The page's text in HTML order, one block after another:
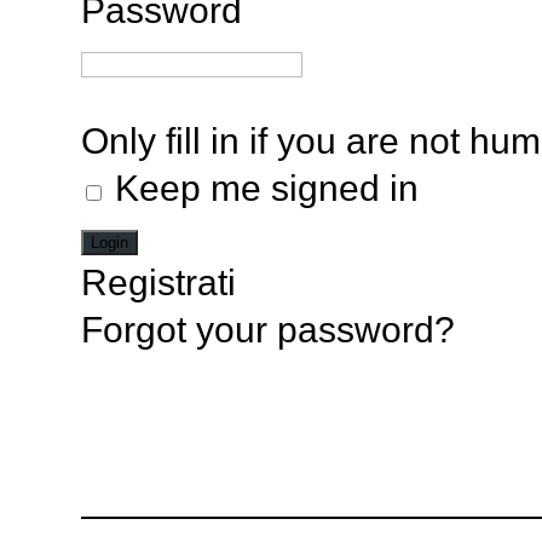
Password
Only fill in if you are not
Keep me signed in
Registrati
Forgot your password?